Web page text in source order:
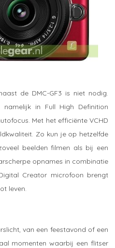
de DMC-GF3 is niet nodig.
in Full High Definition
Met het efficiënte VCHD
Zo kun je op hetzelfde
beelden filmen als bij een
opnames in combinatie
Creator microfoon brengt
leven.
van een feestavond of een
momenten waarbij een flitser